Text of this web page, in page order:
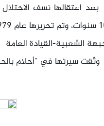
بعد اعتقالها نسف
الشعبية-القيادة العامة
وثّقت سيرتها في "أحلام